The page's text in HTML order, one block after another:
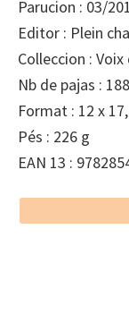
Parucion : 03/
Editor : Plein
Colleccion : Voix
Nb de pajas : 188
Format : 12 x
Pés : 226 g
EAN 13 :
Footer